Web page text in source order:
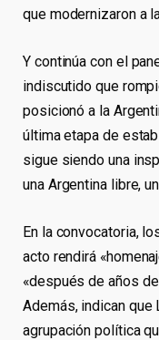
que modernizaron a
Y continúa con el
indiscutido que
posicionó a la
última etapa de
sigue siendo una
una Argentina libre,
En la convocatoria,
acto rendirá
«después de años
Además, indican que
agrupación política